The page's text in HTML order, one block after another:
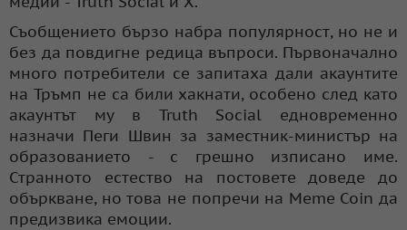
Съобщението бързо набра популярност, но не и
без да повдигне редица въпроси. Първоначално
много потребители се запитаха дали акаунтите
на Тръмп не са били хакнати, особено след като
акаунтът му в Truth Social едновременно
назначи Пеги Швин за заместник-министър на
образованието - с грешно изписано име.
Странното естество на постовете доведе до
объркване, но това не попречи на Meme Coin да
предизвика емоции.